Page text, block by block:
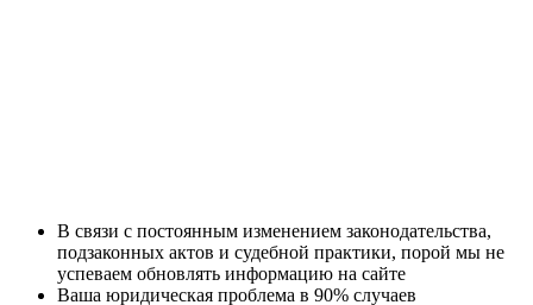
В связи с постоянным изменением законодательства,
подзаконных актов и судебной практики, порой мы не
успеваем обновлять информацию на сайте
Ваша юридическая проблема в 90% случаев